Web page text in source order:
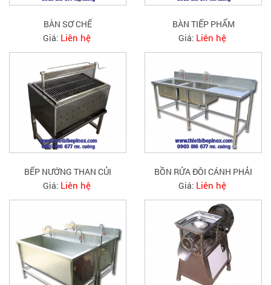
BÀN SƠ CHẾ
Giá: Liên hệ
BÀN TIẾP PHẨM
Giá: Liên hệ
BẾP NƯỚNG THAN CỦI
Giá: Liên hệ
BỒN RỬA ĐÔI CÁNH PHẢI
Giá: Liên hệ